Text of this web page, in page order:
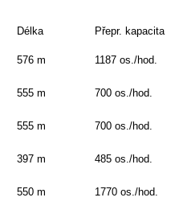
Délka Přepr. kapacita
576 m 1187 os./hod.
555 m 700 os./hod.
555 m 700 os./hod.
397 m 485 os./hod.
550 m 1770 os./hod.